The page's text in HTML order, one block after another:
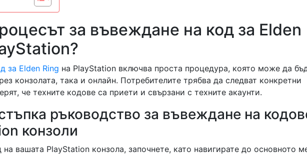
за въвеждане на код за Elden
за Elden Ring на PlayStation включва простa процедура, която може да
конзолата, така и онлайн. Потребителите трябва да следват конкретни
че техните кодове са приети и свързани с техните акаунти.
ръководство за въвеждане на
конзоли
вашата PlayStation конзола, започнете, като навигирате до основното